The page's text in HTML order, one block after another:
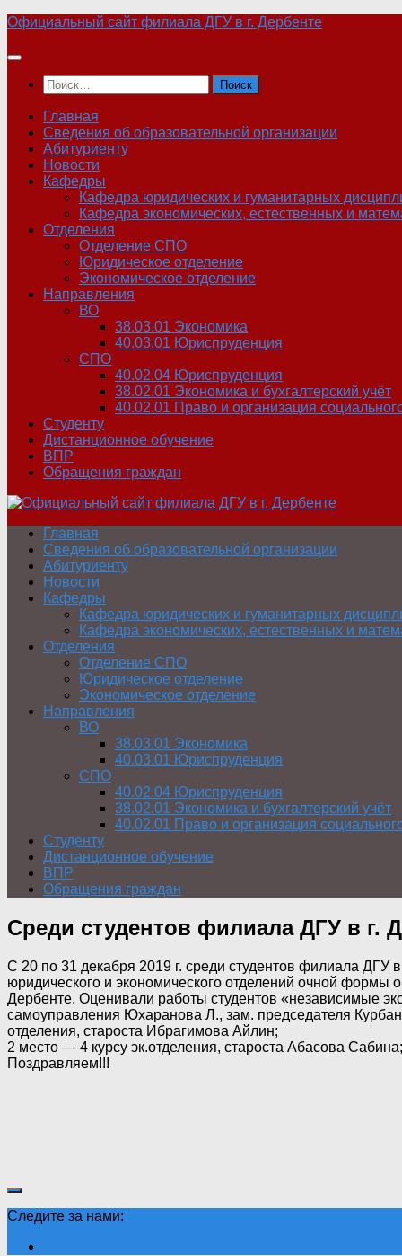
Skip
content
Официальный сайт филиала ДГУ в г. Дербенте
Найти:
Главная
Сведения об образовательной организации
Абитуриенту
Новости
Кафедры
Кафедра юридических и гуманитарных
Кафедра экономических, естественных и
Отделения
Отделение СПО
Юридическое отделение
Экономическое отделение
Направления
ВО
38.03.01 Экономика
40.03.01 Юриспруденция
СПО
40.02.04 Юриспруденция
38.02.01 Экономика и бухгалтерский учёт
40.02.01 Право и организация
Студенту
Дистанционное обучение
ВПР
Обращения граждан
Главная
Сведения об образовательной организации
Абитуриенту
Новости
Кафедры
Кафедра юридических и гуманитарных
Кафедра экономических, естественных и
Отделения
Отделение СПО
Юридическое отделение
Экономическое отделение
Направления
ВО
38.03.01 Экономика
40.03.01 Юриспруденция
СПО
40.02.04 Юриспруденция
38.02.01 Экономика и бухгалтерский учёт
40.02.01 Право и организация
Студенту
Дистанционное обучение
ВПР
Обращения граждан
Среди студентов филиала ДГУ в г.
С 20 по 31 декабря 2019 г. среди студентов филиала ДГУ
юридического и экономического отделений очной
Дербенте. Оценивали работы студентов «независимые
самоуправления Юхаранова Л., зам. председателя
отделения, староста Ибрагимова Айлин;
2 место — 4 курсу эк.отделения, староста Абасова
Поздравляем!!!
Следите за нами: